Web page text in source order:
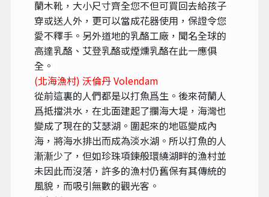
蘭木靴，大小尺寸齊全您不但可買回去給孩子
穿或送人外，更可以當成花器使用，保證令您
愛不釋手。另外道地的乳酪工廠，聞名全球的
高達乳酪、艾登乳酪或煙燻乳酪在此一應俱
全。
(北海漁村) 沃倫丹 Volendam
從前這裏的人們都是以打魚爲生。後來荷蘭人
爲抵擋洪水，在北面建起了攔海大堤，海灣也
變成了現在的艾瑟湖。圍起來的地區變成內
海，將海水排出而成為淡水湖。所以打魚的人
漸漸少了，但如珍珠項鍊般環繞湖畔的漁村並
未因此而沒落，許多的漁村仍舊保有其傳統的
風貌，而吸引無數的觀光客。